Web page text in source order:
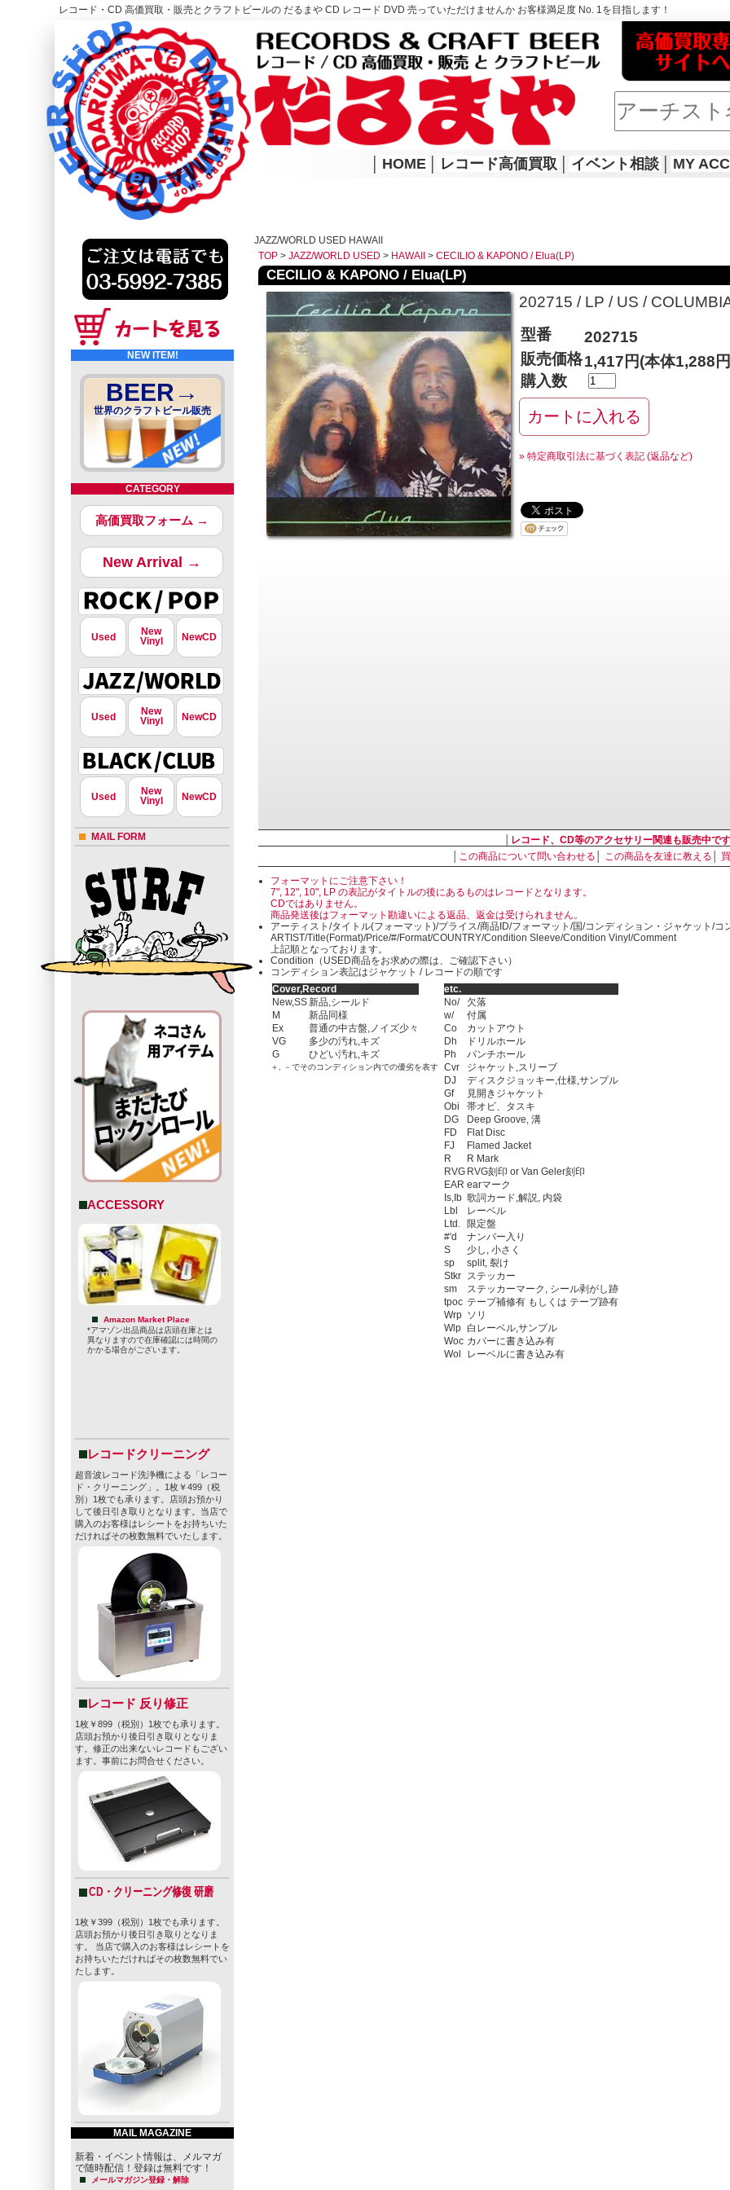
レコード・CD 高価買取・販売とクラフトビールの だるまや CD レコード DVD 売っていただけませんか お客様満足度 No. 1を目指します！
レコード高価買取はこちら
HOME
HOME レコード高価買取 イベント相談 MY
NEW ITEM!
BEER→
世界のクラフトビール販売
CATEGORY
高価買取フォーム →
New Arrival →
Used
New
Vinyl
NewCD
Used
New
Vinyl
NewCD
Used
New
Vinyl
NewCD
MAIL FORM
ACCESSORY
Amazon Market Place
*アマゾン出品商品は店頭在庫とは
異なりますので在庫確認には時間の
かかる場合がございます。
レコードクリーニング
超音波レコード洗浄機による「レコー
ド・クリーニング」。1枚￥499（税
別）1枚でも承ります。店頭お預かり
して後日引き取りとなります。当店で
購入のお客様はレシートをお持ちいた
だければその枚数無料でいたします。
レコード 反り修正
1枚￥899（税別）1枚でも承ります。
店頭お預かり後日引き取りとなりま
す。修正の出来ないレコードもござい
ます。事前にお問合せください。
CD・クリーニング修復 研磨
1枚￥399（税別）1枚でも承ります。
店頭お預かり後日引き取りとなりま
す。 当店で購入のお客様はレシートを
お持ちいただければその枚数無料でい
たします。
MAIL MAGAZINE
新着・イベント情報は、メルマガ
で随時配信！登録は無料です！
メールマガジン登録・解除
JAZZ/WORLD USED HAWAII
TOP > JAZZ/WORLD USED > HAWAII > CECILIO & KAPONO / Elua(LP)
CECILIO & KAPONO / Elua(LP)
202715 / LP / US /
型番
202715
販売価格1,417円(本体1,288
購入数
» 特定商取引法に基づく表記 (返品など)
レコード、CD等のアクセサリー関連も販売中です
この商品について問い合わせる この商品を友達に教える
フォーマットにご注意下さい！
7", 12", 10", LP の表記がタイトルの後にあるものはレコードとなります。
CDではありません。
商品発送後はフォーマット勘違いによる返品、返金は受けられません。
アーティスト/タイトル(フォーマット)/プライス/商品ID/フォーマット/国/コンディション・ジャケット/コ
ARTIST/Title(Format)/Price/#/Format/COUNTRY/Condition Sleeve/Condition Vinyl/Comment
上記順となっております。
Condition（USED商品をお求めの際は、ご確認下さい）
コンディション表記はジャケット / レコードの順です
Cover,Record
New,SS新品,シールド
M
新品同様
Ex
普通の中古盤,ノイズ少々
VG
多少の汚れ,キズ
G
ひどい汚れ,キズ
＋, －でそのコンディション内での優劣を表す
etc.
No/
欠落
w/
付属
Co
カットアウト
Dh
ドリルホール
Ph
パンチホール
Cvr
ジャケット,スリーブ
DJ
ディスクジョッキー,仕様,サンプル
Gf
見開きジャケット
Obi
帯オビ、タスキ
DG
Deep Groove, 溝
FD
Flat Disc
FJ
Flamed Jacket
R
R Mark
RVG RVG刻印 or Van Geler刻印
EAR earマーク
Is,Ib 歌詞カード,解説, 内袋
Lbl
レーベル
Ltd.
限定盤
#'d
ナンバー入り
S
少し, 小さく
sp
split, 裂け
Stkr ステッカー
sm
ステッカーマーク, シール剥がし跡
tpoc テープ補修有 もしくは テープ跡有
Wrp ソリ
Wlp 白レーベル,サンプル
Woc カバーに書き込み有
Wol
レーベルに書き込み有